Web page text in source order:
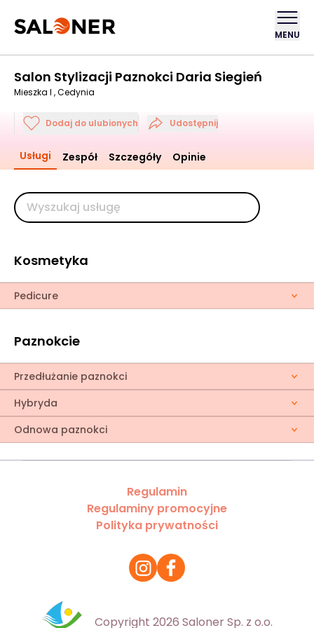
MENU
Salon Stylizacji Paznokci Daria Siegień
Mieszka I , Cedynia
Dodaj do ulubionych Udostępnij
Usługi Zespół Szczegóły Opinie
Kosmetyka
Pedicure
Paznokcie
Przedłużanie paznokci
Hybryda
Odnowa paznokci
Regulamin
Regulaminy promocyjne
Polityka prywatności
Copyright 2026 Saloner Sp. z o.o.